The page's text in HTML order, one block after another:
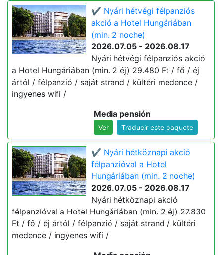
✔️ Nyári hétvégi félpanziós
akció a Hotel Hungáriában
(min. 2 noche)
2026.07.05 - 2026.08.17
Nyári hétvégi félpanziós akció
a Hotel Hungáriában (min. 2 éj) 29.480 Ft / fő / éj
ártól / félpanzió / saját strand / kültéri medence /
ingyenes wifi /
Media pensión
Ver Traducir este paquete
✔️ Nyári hétköznapi akció
félpanzióval a Hotel
Hungáriában (min. 2 noche)
2026.07.05 - 2026.08.17
Nyári hétköznapi akció
félpanzióval a Hotel Hungáriában (min. 2 éj) 27.830
Ft / fő / éj ártól / félpanzió / saját strand / kültéri
medence / ingyenes wifi /